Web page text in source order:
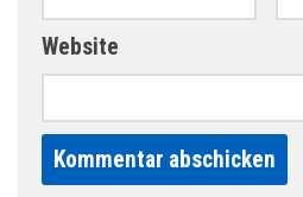
Website